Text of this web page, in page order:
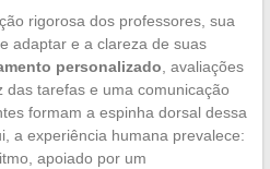
rigorosa dos professores, sua
adaptar e a clareza de suas
personalizado , avaliações
das tarefas e uma comunicação
formam a espinha dorsal dessa
a experiência humana prevalece:
apoiado por um